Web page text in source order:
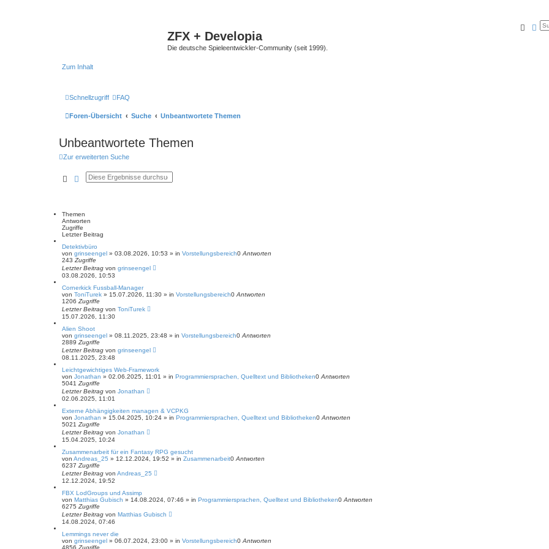
ZFX + Developia
Die deutsche Spieleentwickler-Community (seit 1999).
Zum Inhalt
Suche
Schnellzugriff FAQ
Foren-Übersicht Suche Unbeantwortete Themen
Unbeantwortete Themen
Zur erweiterten Suche
SucheErweiterte Suche
Themen
Antworten
Zugriffe
Letzter Beitrag
Detektivbüro
von grinseengel » 03.08.2026, 10:53 » in Vorstellungsbereich0 Antworten
243 Zugriffe
Letzter Beitrag von grinseengel
03.08.2026, 10:53
Cornerkick Fussball-Manager
von ToniTurek » 15.07.2026, 11:30 » in Vorstellungsbereich0 Antworten
1206 Zugriffe
Letzter Beitrag von ToniTurek
15.07.2026, 11:30
Alien Shoot
von grinseengel » 08.11.2025, 23:48 » in Vorstellungsbereich0 Antworten
2889 Zugriffe
Letzter Beitrag von grinseengel
08.11.2025, 23:48
Leichtgewichtiges Web-Framework
von Jonathan » 02.06.2025, 11:01 » in Programmiersprachen, Quelltext und Bibliotheken0 Antworten
5041 Zugriffe
Letzter Beitrag von Jonathan
02.06.2025, 11:01
Externe Abhängigkeiten managen & VCPKG
von Jonathan » 15.04.2025, 10:24 » in Programmiersprachen, Quelltext und Bibliotheken0 Antworten
5021 Zugriffe
Letzter Beitrag von Jonathan
15.04.2025, 10:24
Zusammenarbeit für ein Fantasy RPG gesucht
von Andreas_25 » 12.12.2024, 19:52 » in Zusammenarbeit0 Antworten
6237 Zugriffe
Letzter Beitrag von Andreas_25
12.12.2024, 19:52
FBX LodGroups und Assimp
von Matthias Gubisch » 14.08.2024, 07:46 » in Programmiersprachen, Quelltext und Bibliotheken0 Antworten
6275 Zugriffe
Letzter Beitrag von Matthias Gubisch
14.08.2024, 07:46
Lemmings never die
von grinseengel » 06.07.2024, 23:00 » in Vorstellungsbereich0 Antworten
4856 Zugriffe